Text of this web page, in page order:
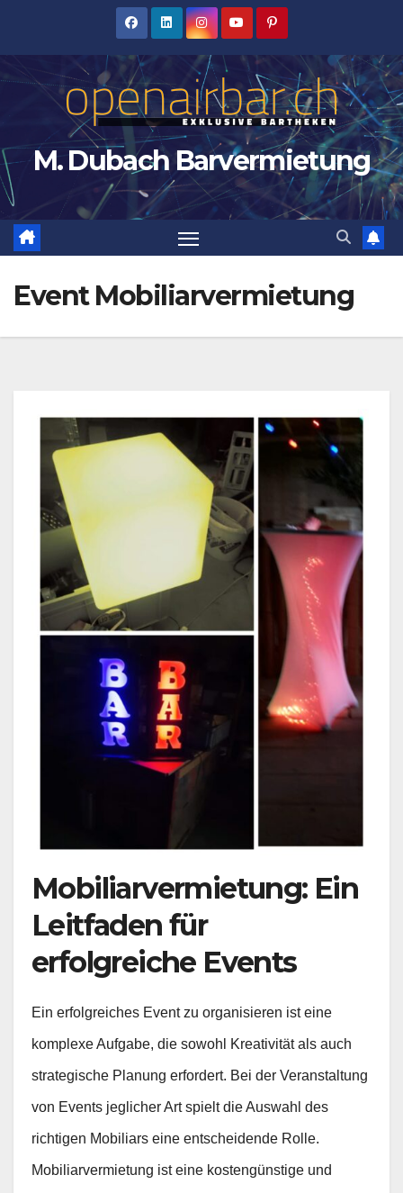
M. Dubach Barvermietung
Event Mobiliarvermietung
Mobiliarvermietung: Ein
Leitfaden für
erfolgreiche Events
Ein erfolgreiches Event zu organisieren ist eine
komplexe Aufgabe, die sowohl Kreativität als auch
strategische Planung erfordert. Bei der Veranstaltung
von Events jeglicher Art spielt die Auswahl des
richtigen Mobiliars eine entscheidende Rolle.
Mobiliarvermietung ist eine kostengünstige und